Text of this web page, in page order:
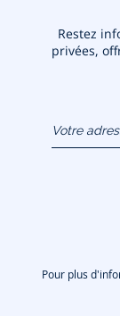
Restez
privées,
(exemple :
Pour plus